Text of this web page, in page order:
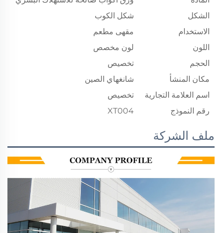
الشكل
شكل الكوب
الاستخدام
مقهى مطعم
اللون
لون مخصص
الحجم
تخصيص
مكان المنشأ
شانغهاي الصين
اسم العلامة التجارية
تخصيص
رقم النموذج
XT004
ملف الشركة